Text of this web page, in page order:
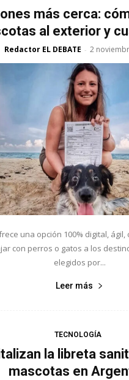
más cerca:
al exterior y
Redactor EL DEBATE - 2
una opción 100% digital,
con perros o gatos a los
elegidos por...
Leer más
TECNOLOGÍA
la libreta
mascotas en